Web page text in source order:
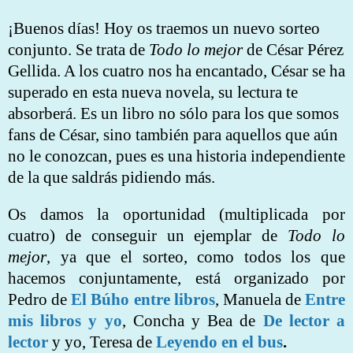
¡Buenos días! Hoy os traemos un nuevo sorteo
conjunto. Se trata de Todo lo mejorde César Pérez
Gellida. A los cuatro nos ha encantado, César se ha
superado en esta nueva novela, su lectura te
absorberá. Es un libro no sólo para los que somos
fans de César, sino también para aquellos que aún
no le conozcan, pues es una historia independiente
de la que saldrás pidiendo más.
Os damos la oportunidad (multiplicada por
cuatro) de conseguir un ejemplar de Todo lo
mejor, ya que el sorteo, como todos los que
hacemos conjuntamente, está organizado por
Pedro deEl Búho entre libros, Manuela de Entre
mis libros y yo, Concha y Bea de De lector a
lector y yo, Teresa de Leyendo en el bus.